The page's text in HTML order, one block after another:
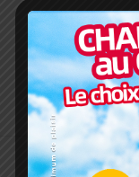
ARTICLES